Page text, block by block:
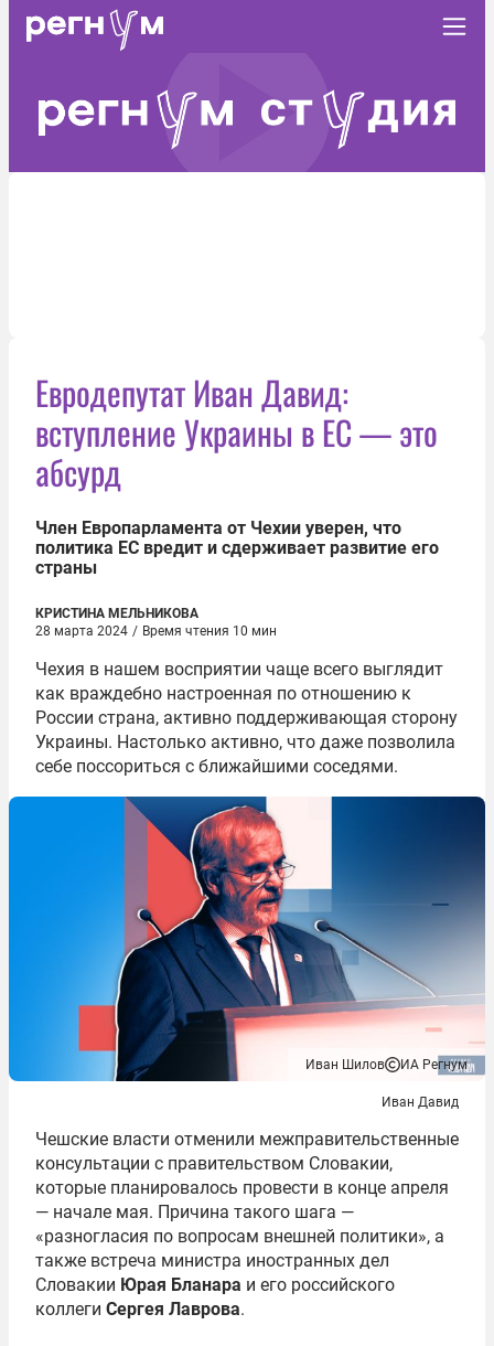
Евродепутат Иван Давид:
вступление Украины в ЕС — это
абсурд
Член Европарламента от Чехии уверен, что
политика ЕС вредит и сдерживает развитие его
страны
КРИСТИНА МЕЛЬНИКОВА
28 марта 2024 / Время чтения 10 мин
Чехия в нашем восприятии чаще всего выглядит
как враждебно настроенная по отношению к
России страна, активно поддерживающая сторону
Украины. Настолько активно, что даже позволила
себе поссориться с ближайшими соседями.
Иван Шилов ИА Регнум
Иван Давид
Чешские власти отменили межправительственные
консультации с правительством Словакии,
которые планировалось провести в конце апреля
— начале мая. Причина такого шага —
«разногласия по вопросам внешней политики», а
также встреча министра иностранных дел
Словакии Юрая Бланара и его российского
коллеги Сергея Лаврова.